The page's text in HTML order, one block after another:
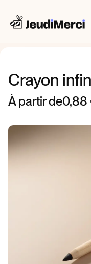
Crayon
À partir de0,88